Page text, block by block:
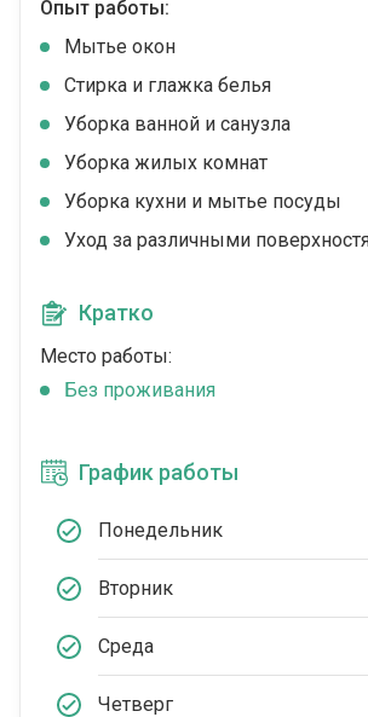
Опыт работы:
Мытье окон
Стирка и глажка белья
Уборка ванной и санузла
Уборка жилых комнат
Уборка кухни и мытье посуды
Уход за различными
Кратко
Место работы:
Без проживания
График работы
Понедельник
Вторник
Среда
Четверг